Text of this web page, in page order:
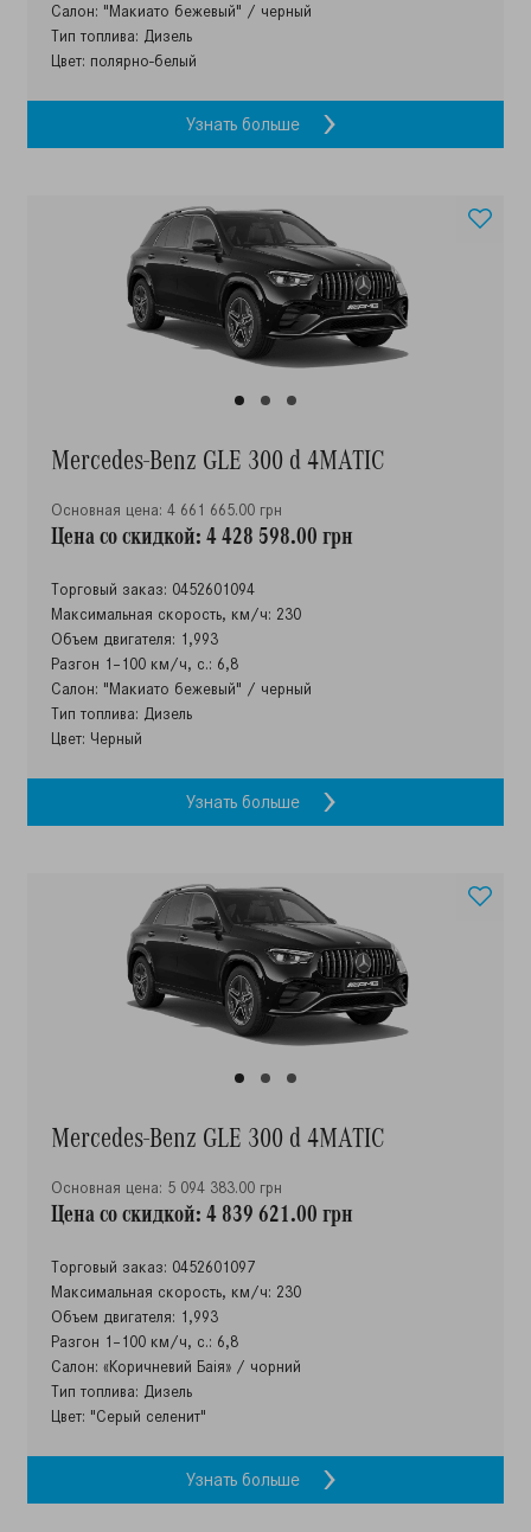
Салон: "Макиато бежевый" / черный
Тип топлива: Дизель
Цвет: полярно-белый
Узнать больше
Mercedes-Benz GLE 300 d 4MATIC
Основная цена: 4 661 665.00 грн
Цена со скидкой: 4 428 598.00 грн
Торговый заказ: 0452601094
Максимальная скорость, км/ч: 230
Объем двигателя: 1,993
Разгон 1–100 км/ч, с.: 6,8
Салон: "Макиато бежевый" / черный
Тип топлива: Дизель
Цвет: Черный
Узнать больше
Mercedes-Benz GLE 300 d 4MATIC
Основная цена: 5 094 383.00 грн
Цена со скидкой: 4 839 621.00 грн
Торговый заказ: 0452601097
Максимальная скорость, км/ч: 230
Объем двигателя: 1,993
Разгон 1–100 км/ч, с.: 6,8
Салон: «Коричневий Баія» / чорний
Тип топлива: Дизель
Цвет: "Серый селенит"
Узнать больше